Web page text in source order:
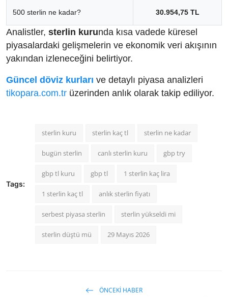
500 sterlin ne kadar? 30.954,75 TL
Analistler, sterlin kurunda kısa vadede küresel
piyasalardaki gelişmelerin ve ekonomik veri akışının
yakından izleneceğini belirtiyor.
Güncel döviz kurları ve detaylı piyasa analizleri
tikopara.com.tr üzerinden anlık olarak takip ediliyor.
Tags:
sterlin kuru sterlin kaç tl sterlin ne kadar
bugün sterlin canlı sterlin kuru gbp try
gbp tl kuru gbp tl 1 sterlin kaç lira
1 sterlin kaç tl anlık sterlin fiyatı
serbest piyasa sterlin sterlin yükseldi mi
sterlin düştü mü 29 Mayıs 2026
ÖNCEKI HABER